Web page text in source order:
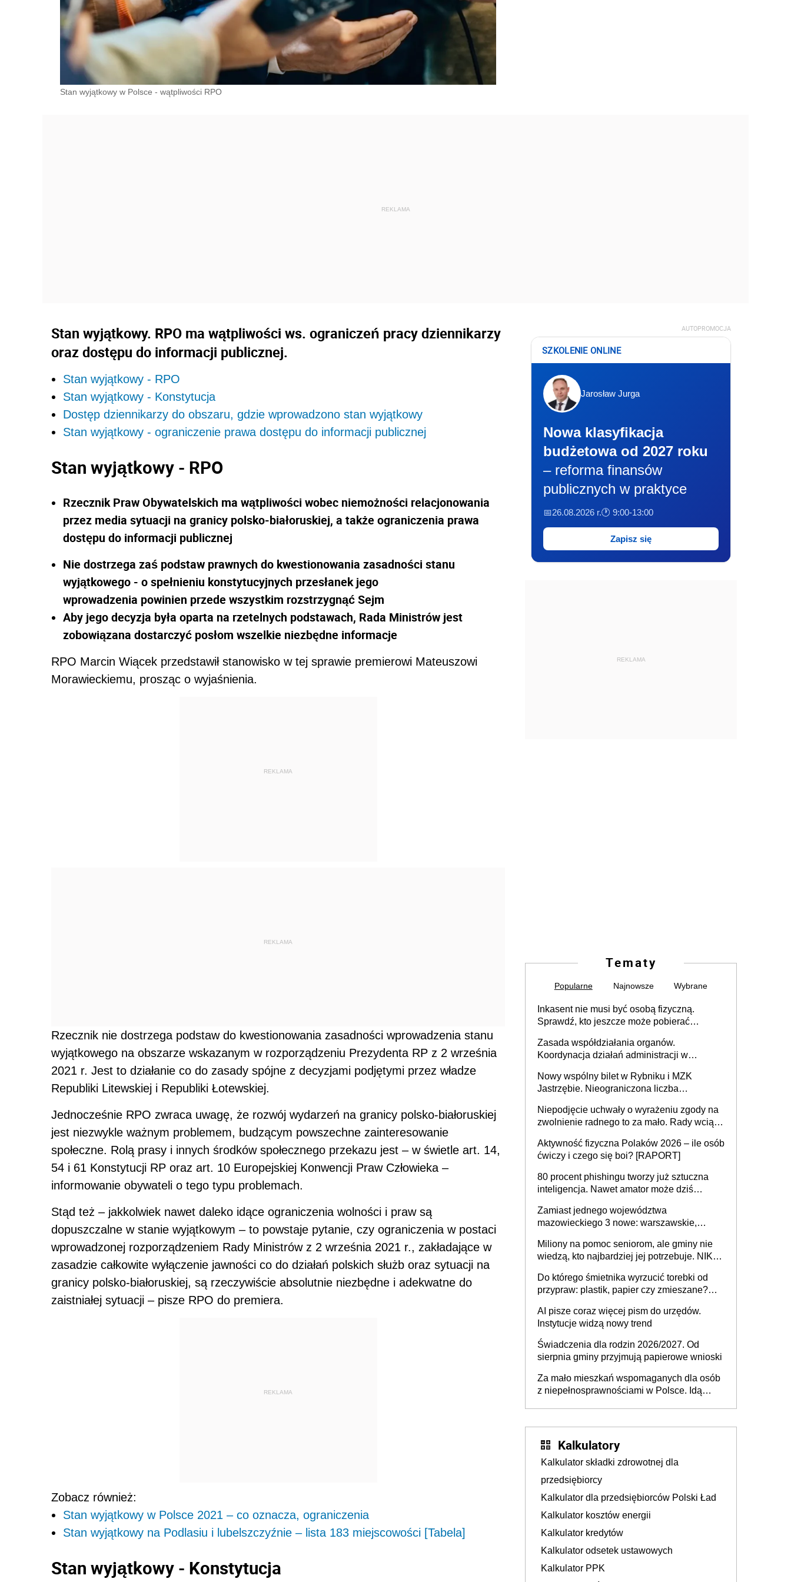
Stan wyjątkowy w Polsce - wątpliwości RPO
Stan wyjątkowy. RPO ma wątpliwości ws. ograniczeń pracy dziennikarzy
oraz dostępu do informacji publicznej.
Stan wyjątkowy - RPO
Stan wyjątkowy - Konstytucja
Dostęp dziennikarzy do obszaru, gdzie wprowadzono stan wyjątkowy
Stan wyjątkowy - ograniczenie prawa dostępu do informacji publicznej
Stan wyjątkowy - RPO
Rzecznik Praw Obywatelskich ma wątpliwości wobec niemożności relacjonowania
przez media sytuacji na granicy polsko-białoruskiej, a także ograniczenia prawa
dostępu do informacji publicznej
Nie dostrzega zaś podstaw prawnych do kwestionowania zasadności stanu
wyjątkowego - o spełnieniu konstytucyjnych przesłanek jego
wprowadzenia powinien przede wszystkim rozstrzygnąć Sejm
Aby jego decyzja była oparta na rzetelnych podstawach, Rada Ministrów jest
zobowiązana dostarczyć posłom wszelkie niezbędne informacje
RPO Marcin Wiącek przedstawił stanowisko w tej sprawie premierowi Mateuszowi
Morawieckiemu, prosząc o wyjaśnienia.
REKLAMA
REKLAMA
Rzecznik nie dostrzega podstaw do kwestionowania zasadności wprowadzenia stanu
wyjątkowego na obszarze wskazanym w rozporządzeniu Prezydenta RP z 2 września
2021 r. Jest to działanie co do zasady spójne z decyzjami podjętymi przez władze
Republiki Litewskiej i Republiki Łotewskiej.
Jednocześnie RPO zwraca uwagę, że rozwój wydarzeń na granicy polsko-białoruskiej
jest niezwykle ważnym problemem, budzącym powszechne zainteresowanie
społeczne. Rolą prasy i innych środków społecznego przekazu jest – w świetle art. 14,
54 i 61 Konstytucji RP oraz art. 10 Europejskiej Konwencji Praw Człowieka –
informowanie obywateli o tego typu problemach.
Stąd też – jakkolwiek nawet daleko idące ograniczenia wolności i praw są
dopuszczalne w stanie wyjątkowym – to powstaje pytanie, czy ograniczenia w postaci
wprowadzonej rozporządzeniem Rady Ministrów z 2 września 2021 r., zakładające w
zasadzie całkowite wyłączenie jawności co do działań polskich służb oraz sytuacji na
granicy polsko-białoruskiej, są rzeczywiście absolutnie niezbędne i adekwatne do
zaistniałej sytuacji – pisze RPO do premiera.
REKLAMA
Zobacz również:
Stan wyjątkowy w Polsce 2021 – co oznacza, ograniczenia
Stan wyjątkowy na Podlasiu i lubelszczyźnie – lista 183 miejscowości [Tabela]
Stan wyjątkowy - Konstytucja
AUTOPROMOCJA
SZKOLENIE ONLINE
Jarosław Jurga
Nowa klasyfikacja
budżetowa od 2027 roku
– reforma finansów
publicznych w praktyce
📅26.08.2026 r.🕐 9:00-13:00
Zapisz się
REKLAMA
Tematy
Popularne Najnowsze Wybrane
Inkasent nie musi być osobą fizyczną.
Sprawdź, kto jeszcze może pobierać
Zasada współdziałania organów.
Koordynacja działań administracji w
Nowy wspólny bilet w Rybniku i MZK
Jastrzębie. Nieograniczona liczba
Niepodjęcie uchwały o wyrażeniu zgody na
zwolnienie radnego to za mało. Rady wciąż
rozstrzygać sprawy
Aktywność fizyczna Polaków 2026 – ile osób
ćwiczy i czego się boi? [RAPORT]
80 procent phishingu tworzy już sztuczna
inteligencja. Nawet amator może dziś
Zamiast jednego województwa
mazowieckiego 3 nowe: warszawskie,
Europie nie ma tak dużych jednostek
stołecznych
Miliony na pomoc seniorom, ale gminy nie
wiedzą, kto najbardziej jej potrzebuje. NIK
Do którego śmietnika wyrzucić torebki od
przypraw: plastik, papier czy zmieszane?
AI pisze coraz więcej pism do urzędów.
Instytucje widzą nowy trend
Świadczenia dla rodzin 2026/2027. Od
sierpnia gminy przyjmują papierowe wnioski
Za mało mieszkań wspomaganych dla osób
z niepełnosprawnościami w Polsce. Idą
Kalkulatory
Kalkulator składki zdrowotnej dla
przedsiębiorcy
Kalkulator dla przedsiębiorców Polski Ład
Kalkulator kosztów energii
Kalkulator kredytów
Kalkulator odsetek ustawowych
Kalkulator PPK